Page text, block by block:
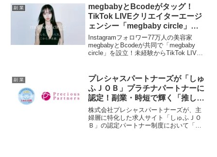
の、非接触・高セキュリティな収納ソリ
ューションです。さらに、今注目の「ト
ランクルーム投資」に関する書籍プレゼ
ントキャンペーンも開催中で、副業ファ
ンにとって見逃せない情報が満載です。
副 業
megbabyとBcodeがタッグ！
TikTok LIVEクリエイターエージ
ェンシー「megbaby circle」誕
生であなたの夢を応援！
Instagramフォロワー77万人の美容家
megbabyとBcodeが共同で「megbaby
circle」を設立！未経験からTikTok LIVE
「副業ライバー」としての第一歩を力強
く後押しします！
副 業
プレシャスパートナーズが「しゅ
ふＪＯＢ」プラチナパートナーに
認定！副業・時短で輝く「推し
活」を強力応援！
株式会社プレシャスパートナーズが、主
婦層に特化した求人サイト「しゅふＪＯ
Ｂ」の認定パートナー制度において「プ